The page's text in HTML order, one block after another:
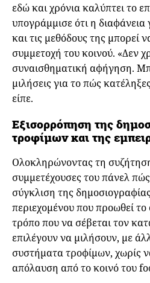
εδώ και χρόνια καλύπτει το
υπογράμμισε ότι η
και τις μεθόδους της μπορεί
συμμετοχή του κοινού. «Δεν
συναισθηματική αφήγηση.
μιλήσεις για το πώς
είπε.
Εξισορρόπηση της
τροφίμων και της
Ολοκληρώνοντας τη
συμμετέχουσες του πάνελ πώς
σύγκλιση της
περιεχομένου που προωθεί
τρόπο που να σέβεται τον
επιλέγουν να μιλήσουν, με
συστήματα τροφίμων, χωρίς
απόλαυση από το κοινό του